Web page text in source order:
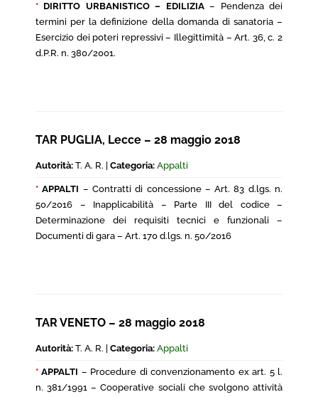
* DIRITTO URBANISTICO – EDILIZIA– Pendenza dei
termini per la definizione della domanda di sanatoria –
Esercizio dei poteri repressivi – Illegittimità – Art. 36, c. 2
d.P.R. n. 380/2001.
TAR PUGLIA, Lecce – 28 maggio 2018
Autorità: T. A. R. | Categoria: Appalti
*APPALTI – Contratti di concessione – Art. 83 d.lgs. n.
50/2016 – Inapplicabilità – Parte III del codice –
Determinazione dei requisiti tecnici e funzionali –
Documenti di gara – Art. 170 d.lgs. n. 50/2016
TAR VENETO – 28 maggio 2018
Autorità: T. A. R. | Categoria: Appalti
*APPALTI – Procedure di convenzionamento ex art. 5 l.
n. 381/1991 – Cooperative sociali che svolgono attività